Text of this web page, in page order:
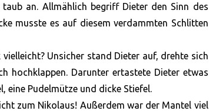
an. Allmählich begriff Dieter den Sinn des
musste es auf diesem verdammten Schlitten
Unsicher stand Dieter auf, drehte sich
hochklappen. Darunter ertastete Dieter etwas
eine Pudelmütze und dicke Stiefel.
zum Nikolaus! Außerdem war der Mantel viel